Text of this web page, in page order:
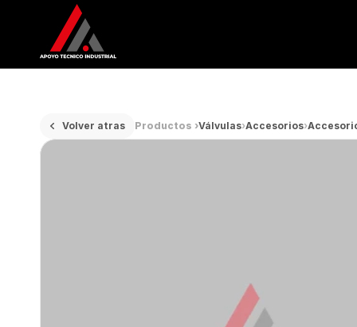
Volver atras Productos ›Válvulas›Accesorios›